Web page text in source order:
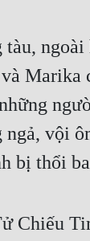
ngoài
Marika
vội
bị thổi